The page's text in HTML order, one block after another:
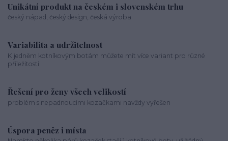
Unikátní produkt na českém i slovenském trhu
český nápad, český design, česká výroba
Variabilita a udržitelnost
K jedněm kotníkovým botám můžete mít více variant pro různé
příležitosti
Řešení pro ženy všech velikostí
problém s nepadnoucími kozačkami navždy vyřešen
Úspora peněz i místa